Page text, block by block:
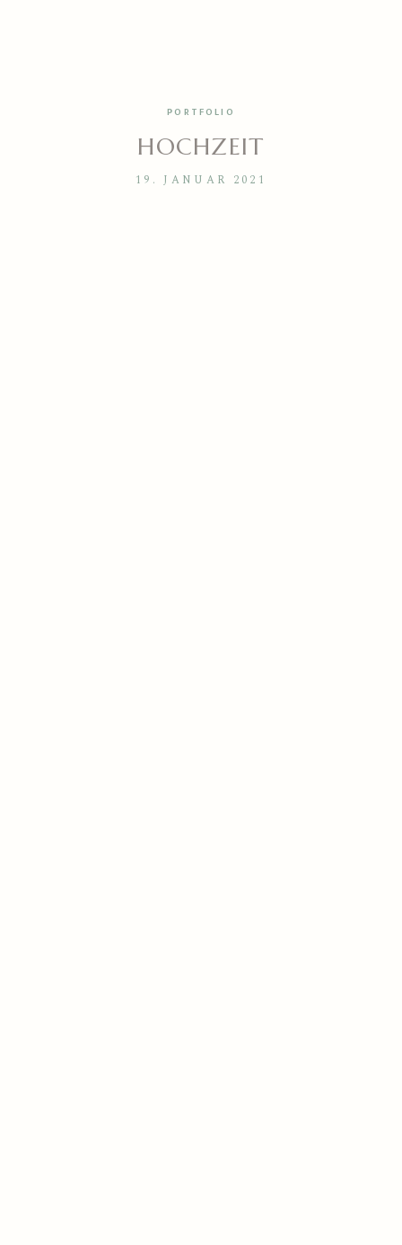
STARTSEITE
PORTFOLIO
PORTFOLIO
HOCHZEIT
19. JANUAR 2021